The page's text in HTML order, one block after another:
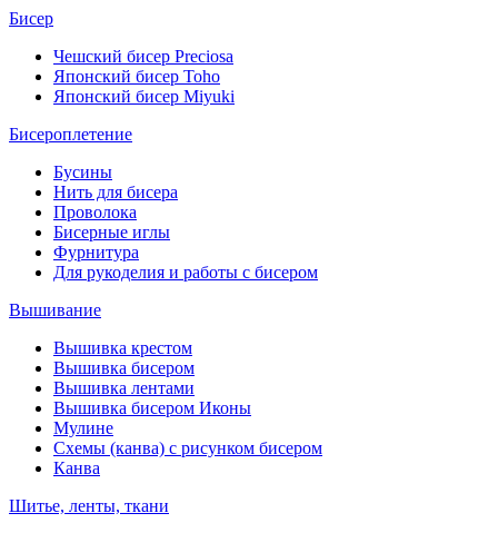
Бисер
Чешский бисер Preciosa
Японский бисер Toho
Японский бисер Miyuki
Бисероплетение
Бусины
Нить для бисера
Проволока
Бисерные иглы
Фурнитура
Для рукоделия и работы с бисером
Вышивание
Вышивка крестом
Вышивка бисером
Вышивка лентами
Вышивка бисером Иконы
Мулине
Схемы (канва) с рисунком бисером
Канва
Шитье, ленты, ткани